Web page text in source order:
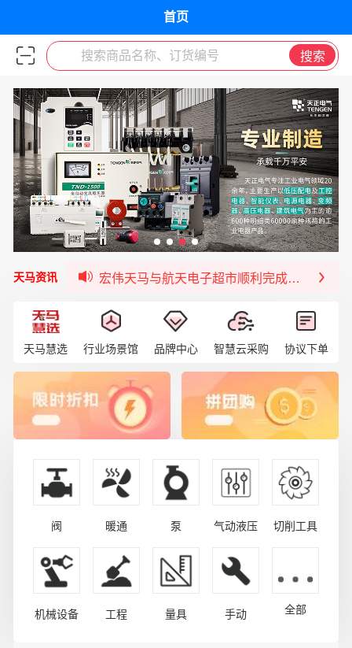
首页
搜索商品名称、订货编号 搜索
天马资讯
签约喜讯 | 宏伟与中铝集团成功签约！
福清核电—WD-40产品交流会圆满结束
宏伟天马与网易严选达成品牌合作
宏伟供应链与第一师阿拉尔市签署战略框架合
天马慧选 行业场景馆 品牌中心 智慧云采购 协议下单
阀 暖通 泵 气动液压 切削工具
机械设备 工程 量具 手动 全部